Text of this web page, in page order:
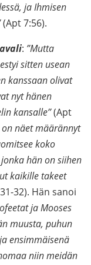
ja Ihmisen
(Apt 7:56).
: ”Mutta
sitten usean
kanssaan olivat
nyt hänen
kansalle”(Apt
on näet määrännyt
koko
hän on siihen
kaikille takeet
32). Hän sanoi
ja Mooses
muusta, puhun
ensimmäisenä
niin meidän